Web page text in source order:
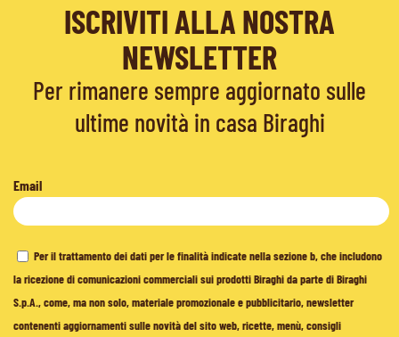
ISCRIVITI ALLA NOSTRA
NEWSLETTER
Per rimanere sempre aggiornato sulle
ultime novità in casa Biraghi
Email
Per il trattamento dei dati per le finalità indicate nella sezione b, che includono
la ricezione di comunicazioni commerciali sui prodotti Biraghi da parte di Biraghi
S.p.A., come, ma non solo, materiale promozionale e pubblicitario, newsletter
contenenti aggiornamenti sulle novità del sito web, ricette, menù, consigli